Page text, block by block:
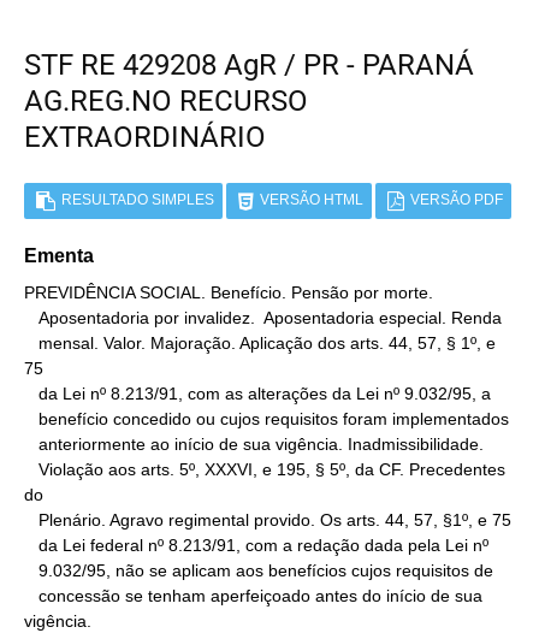
STF RE 429208 AgR / PR - PARANÁ
AG.REG.NO RECURSO
EXTRAORDINÁRIO
RESULTADO SIMPLES VERSÃO HTML VERSÃO PDF
Ementa
PREVIDÊNCIA SOCIAL. Benefício. Pensão por morte.
75
do
vigência.